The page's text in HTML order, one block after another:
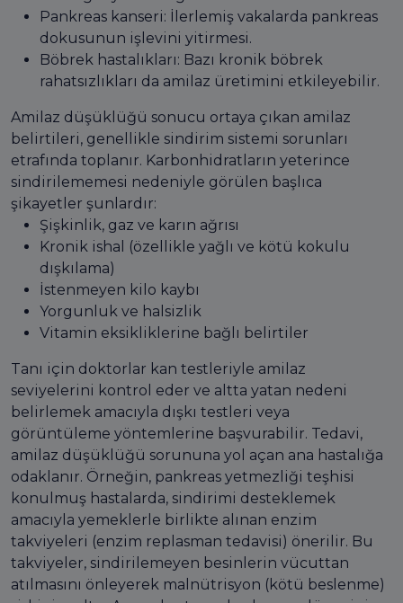
Pankreas kanseri: İlerlemiş vakalarda pankreas
dokusunun işlevini yitirmesi.
Böbrek hastalıkları: Bazı kronik böbrek
rahatsızlıkları da amilaz üretimini etkileyebilir.
Amilaz düşüklüğü sonucu ortaya çıkan amilaz
belirtileri, genellikle sindirim sistemi sorunları
etrafında toplanır. Karbonhidratların yeterince
sindirilememesi nedeniyle görülen başlıca
şikayetler şunlardır:
Şişkinlik, gaz ve karın ağrısı
Kronik ishal (özellikle yağlı ve kötü kokulu
dışkılama)
İstenmeyen kilo kaybı
Yorgunluk ve halsizlik
Vitamin eksikliklerine bağlı belirtiler
Tanı için doktorlar kan testleriyle amilaz
seviyelerini kontrol eder ve altta yatan nedeni
belirlemek amacıyla dışkı testleri veya
görüntüleme yöntemlerine başvurabilir. Tedavi,
amilaz düşüklüğü sorununa yol açan ana hastalığa
odaklanır. Örneğin, pankreas yetmezliği teşhisi
konulmuş hastalarda, sindirimi desteklemek
amacıyla yemeklerle birlikte alınan enzim
takviyeleri (enzim replasman tedavisi) önerilir. Bu
takviyeler, sindirilemeyen besinlerin vücuttan
atılmasını önleyerek malnütrisyon (kötü beslenme)